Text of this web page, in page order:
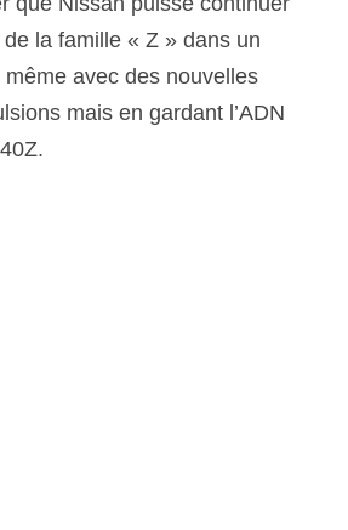
la famille « Z » dans un
avec des nouvelles
mais en gardant l’ADN